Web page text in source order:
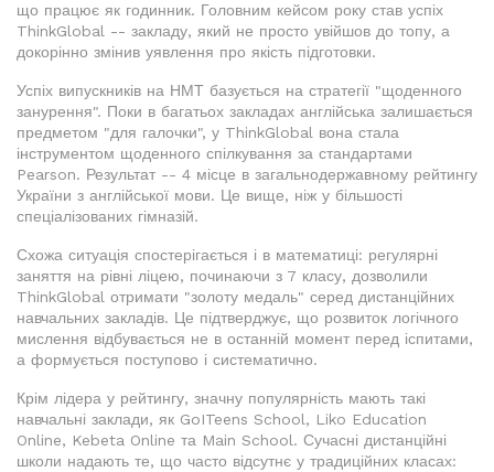
що працює як годинник. Головним кейсом року став успіх
ThinkGlobal -- закладу, який не просто увійшов до топу, а
докорінно змінив уявлення про якість підготовки.
Успіх випускників на НМТ базується на стратегії "щоденного
занурення". Поки в багатьох закладах англійська залишається
предметом "для галочки", у ThinkGlobal вона стала
інструментом щоденного спілкування за стандартами
Pearson. Результат -- 4 місце в загальнодержавному рейтингу
України з англійської мови. Це вище, ніж у більшості
спеціалізованих гімназій.
Схожа ситуація спостерігається і в математиці: регулярні
заняття на рівні ліцею, починаючи з 7 класу, дозволили
ThinkGlobal отримати "золоту медаль" серед дистанційних
навчальних закладів. Це підтверджує, що розвиток логічного
мислення відбувається не в останній момент перед іспитами,
а формується поступово і систематично.
Крім лідера у рейтингу, значну популярність мають такі
навчальні заклади, як GoITeens School, Liko Education
Online, Kebeta Online та Main School. Сучасні дистанційні
школи надають те, що часто відсутнє у традиційних класах: